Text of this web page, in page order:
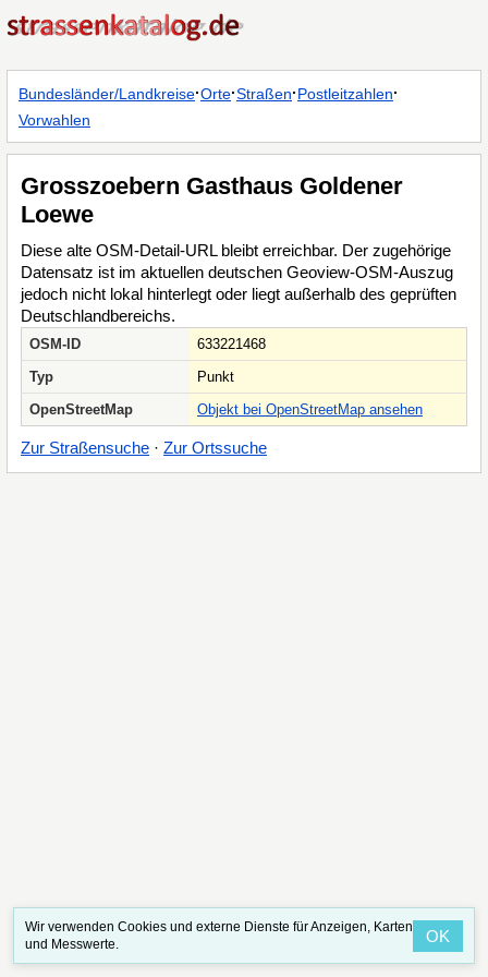
Bundesländer/Landkreise·Orte·Straßen·Postleitzahlen·
Vorwahlen
Grosszoebern Gasthaus Goldener
Loewe
Diese alte OSM-Detail-URL bleibt erreichbar. Der zugehörige
Datensatz ist im aktuellen deutschen Geoview-OSM-Auszug
jedoch nicht lokal hinterlegt oder liegt außerhalb des geprüften
Deutschlandbereichs.
OSM-ID
633221468
Typ
Punkt
OpenStreetMap
Objekt bei OpenStreetMap ansehen
Zur Straßensuche · Zur Ortssuche
Wir verwenden Cookies und externe Dienste für Anzeigen, Karten
und Messwerte.
OK